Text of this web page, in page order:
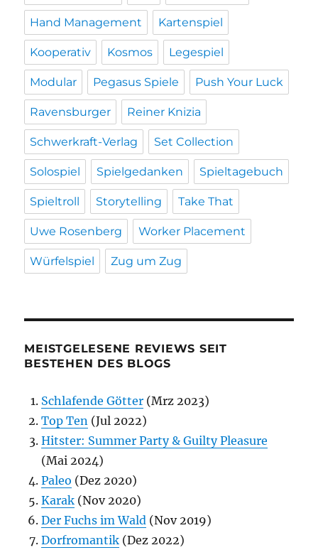
Hand Management Kartenspiel
Kooperativ Kosmos Legespiel
Modular Pegasus Spiele Push Your Luck
Ravensburger Reiner Knizia
Schwerkraft-Verlag Set Collection
Solospiel Spielgedanken Spieltagebuch
Spieltroll Storytelling Take That
Uwe Rosenberg Worker Placement
Würfelspiel Zug um Zug
MEISTGELESENE REVIEWS SEIT
BESTEHEN DES BLOGS
Schlafende Götter (Mrz 2023)
Top Ten (Jul 2022)
Hitster: Summer Party & Guilty Pleasure
(Mai 2024)
Paleo (Dez 2020)
Karak (Nov 2020)
Der Fuchs im Wald (Nov 2019)
Dorfromantik (Dez 2022)